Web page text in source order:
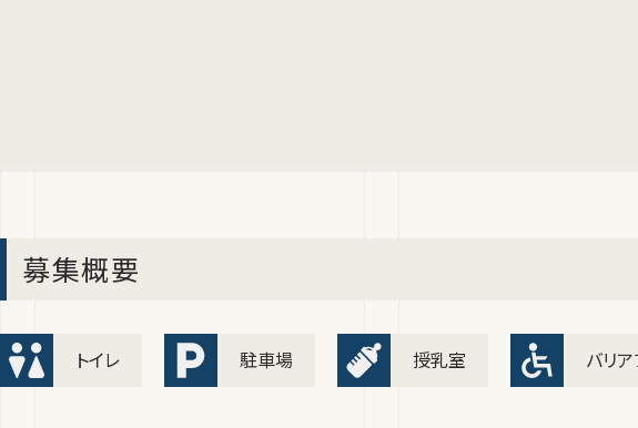
募集概要
トイレ 駐車場 授乳室 バリア